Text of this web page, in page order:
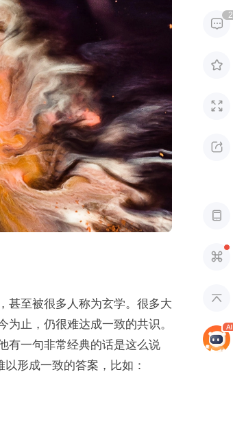
甚至被很多人称为玄学。很多大
止，仍很难达成一致的共识。
有一句非常经典的话是这么说
形成一致的答案，比如：

2





